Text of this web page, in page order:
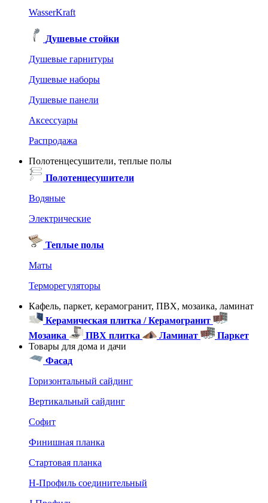
WasserKraft
Душевые стойки
Душевые гарнитуры
Душевые наборы
Душевые панели
Аксессуары
Распродажа
Полотенцесушители, теплые полы
Полотенцесушители
Водяные
Электрические
Теплые полы
Маты
Терморегуляторы
Кафель, паркет, керамогранит, ПВХ, мозаика, ламинат
Керамическая плитка / Керамогранит
Мозаика
ПВХ плитка Ламинат
Паркет
Товары для дома и дачи
Фасад
Горизонтальный сайдинг
Вертикальный сайдинг
Софит
Финишная планка
Стартовая планка
Н-Профиль соединительный